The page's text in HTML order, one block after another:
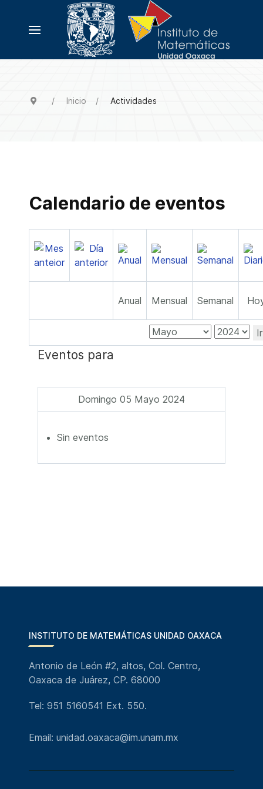
Inicio Actividades
Calendario de eventos
Anual Mensual Semanal
Eventos para
Domingo 05 Mayo 2024
Sin eventos
INSTITUTO DE MATEMÁTICAS UNIDAD OAXACA
Antonio de León #2, altos, Col. Centro,
Oaxaca de Juárez, CP. 68000
Tel: 951 5160541 Ext. 550.
Email: unidad.oaxaca@im.unam.mx